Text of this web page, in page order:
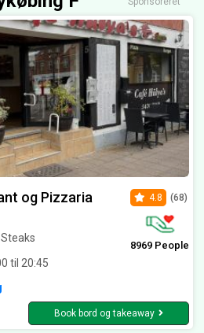
og Pizzaria
til 20:45
4.8 (68)
8969 People
Book bord og takeaway